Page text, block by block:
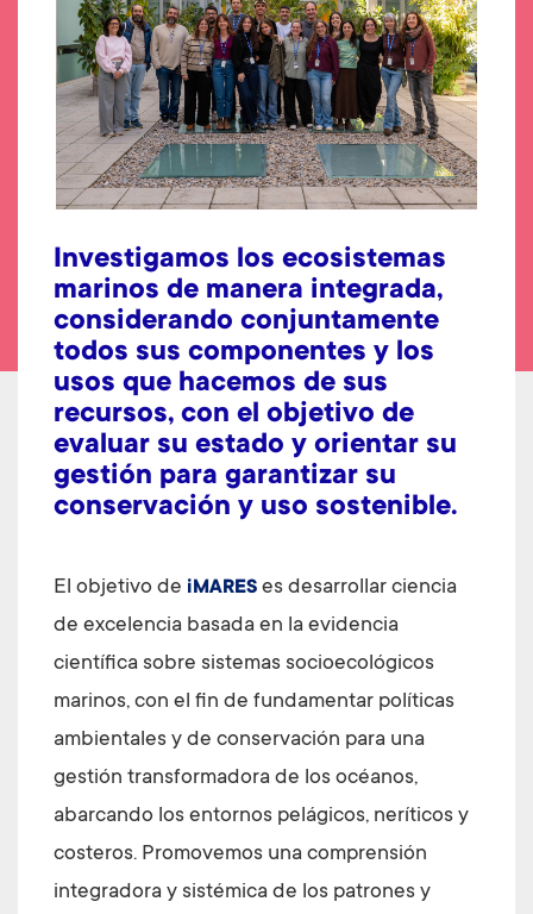
Investigamos los ecosistemas
marinos de manera integrada,
considerando conjuntamente
todos sus componentes y los
usos que hacemos de sus
recursos, con el objetivo de
evaluar su estado y orientar su
gestión para garantizar su
conservación y uso sostenible.
El objetivo de iMARES es desarrollar ciencia
de excelencia basada en la evidencia
científica sobre sistemas socioecológicos
marinos, con el fin de fundamentar políticas
ambientales y de conservación para una
gestión transformadora de los océanos,
abarcando los entornos pelágicos, neríticos y
costeros. Promovemos una comprensión
integradora y sistémica de los patrones y